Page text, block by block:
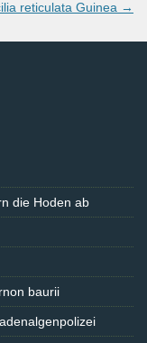
reticulata Guinea →
die Hoden ab
baurii